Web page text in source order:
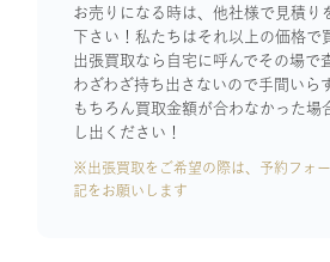
お売りになる時は、他社様で見積り
下さい！私たちはそれ以上の価格で
出張買取なら自宅に呼んでその場で
わざわざ持ち出さないので手間いら
もちろん買取金額が合わなかった場
し出ください！
※出張買取をご希望の際は、予約フォ
記をお願いします